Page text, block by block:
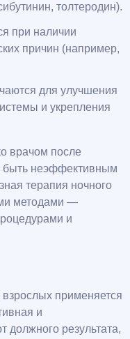
толтеродин).
при наличии
причин (например,
для улучшения
и укрепления
врачом после
быть неэффективным
терапия ночного
методами —
и
взрослых применяется
и
должного результата,